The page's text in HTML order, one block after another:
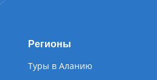
Регионы
Туры в Аланию